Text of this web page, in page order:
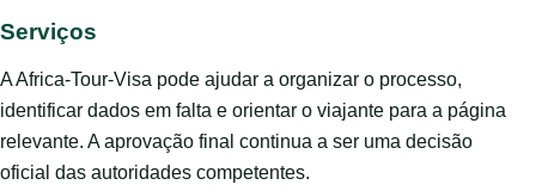
Serviços
A Africa-Tour-Visa pode ajudar a organizar o processo,
identificar dados em falta e orientar o viajante para a página
relevante. A aprovação final continua a ser uma decisão
oficial das autoridades competentes.